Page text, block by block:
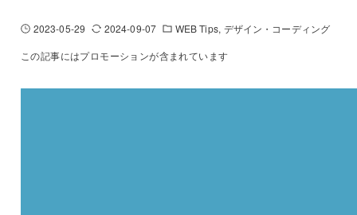
2023-05-29 2024-09-07 WEB Tips デザイン・コーディング
この記事にはプロモーションが含まれています